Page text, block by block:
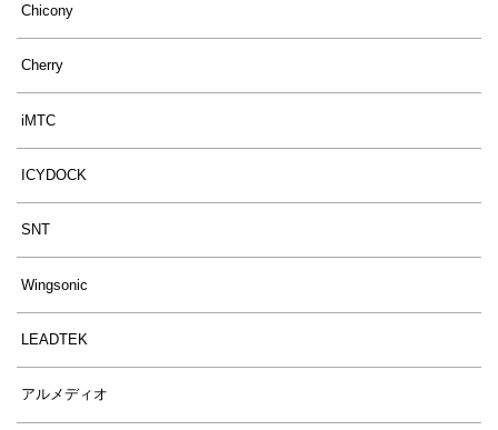
Chicony
Cherry
iMTC
ICYDOCK
SNT
Wingsonic
LEADTEK
アルメディオ